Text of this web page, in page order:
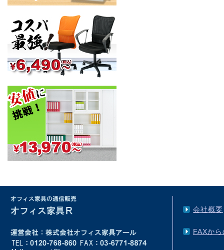
会社概要
FAXか